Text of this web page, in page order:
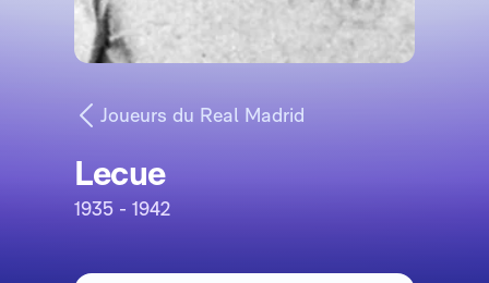
Joueurs du Real Madrid
Lecue
1935 - 1942